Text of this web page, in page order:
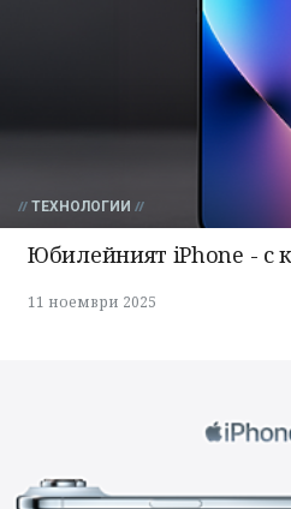
ТЕХНОЛОГИИ
Юбилейният iPhone - с
11 ноември 2025